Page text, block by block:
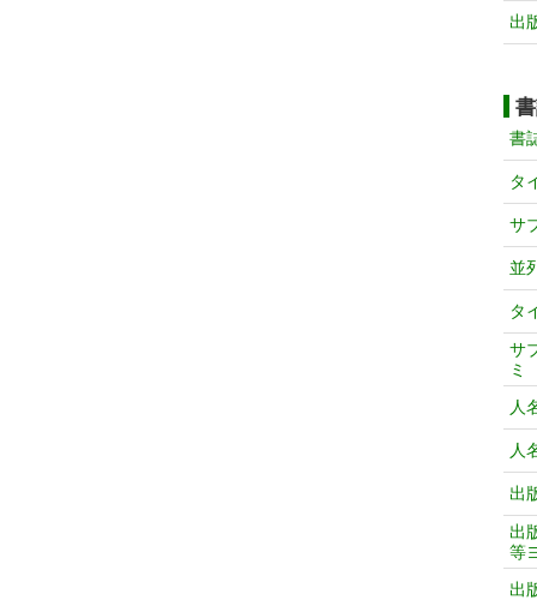
出
書
タ
サ
並
タ
サ
ミ
人
人
出
出
等
出